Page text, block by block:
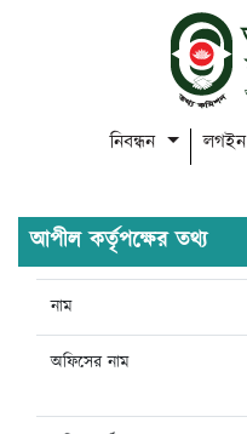
নিবন্ধন লগইন
আপীল কর্তৃপক্ষের তথ্য
নাম
অফিসের নাম